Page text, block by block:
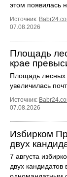
этом появилась
Источник:
07.08.2026
Площадь
крае
Площадь лесных
увеличилась
Источник:
07.08.2026
Избирком
двух
7 августа
двух